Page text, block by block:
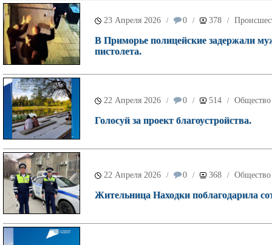
23 Апреля 2026 / 0 / 378 /
В Приморье полицейские задержали
пистолета.
22 Апреля 2026 / 0 / 514 / Общество
Голосуй за проект благоустройства.
22 Апреля 2026 / 0 / 368 / Общество
Жительница Находки поблагодарила